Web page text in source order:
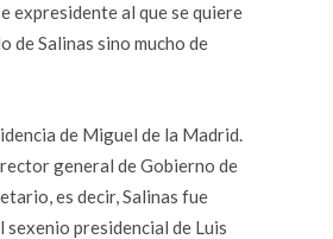
expresidente al que se quiere
de Salinas sino mucho de
de Miguel de la Madrid.
general de Gobierno de
es decir, Salinas fue
presidencial de Luis